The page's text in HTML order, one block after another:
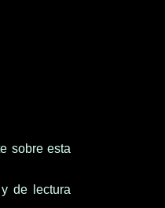
sobre esta
de lectura